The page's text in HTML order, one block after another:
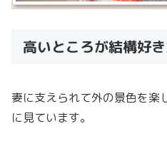
高いところが結構好
妻に支えられて外の景色を楽
に見ています。